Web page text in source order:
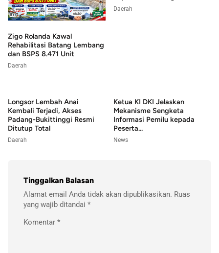
Zigo Rolanda Kawal
Rehabilitasi Batang Lembang
dan BSPS 8.471 Unit
Daerah
Daerah
Longsor Lembah Anai
Kembali Terjadi, Akses
Padang-Bukittinggi Resmi
Ditutup Total
Daerah
Ketua KI DKI Jelaskan
Mekanisme Sengketa
Informasi Pemilu kepada
Peserta...
News
Tinggalkan Balasan
Alamat email Anda tidak akan dipublikasikan. Ruas
yang wajib ditandai *
Komentar *